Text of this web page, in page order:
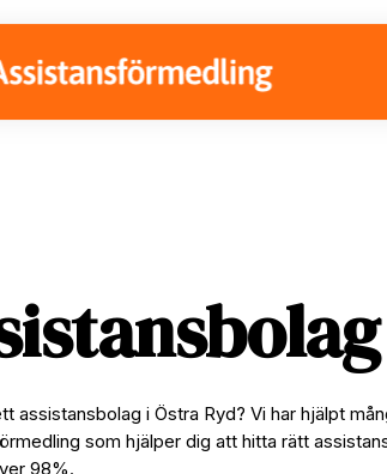
assistansbolag i Östra Ryd? Vi har hjälpt
som hjälper dig att hitta rätt
98%.